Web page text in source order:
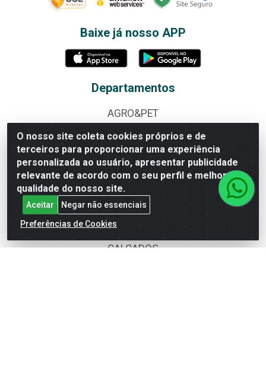
O nosso site coleta cookies próprios e de
terceiros para proporcionar uma experiência
personalizada ao usuário, apresentar publicidade
relevante de acordo com o seu perfil e melhorar a
qualidade do nosso site.
Aceitar
Negar não essenciais
Preferências de Cookies
Baixe já nosso APP
Departamentos
AGRO&PET
ALBUNS E FIGURINHAS
ALIMENTOS
BAZAR
BEBIDAS
BOMBONIERE
CALÇADOS